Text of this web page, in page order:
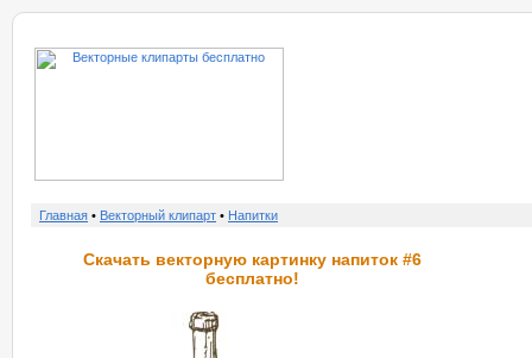
Главная • Векторный клипарт • Напитки
Скачать векторную картинку напиток #6
бесплатно!